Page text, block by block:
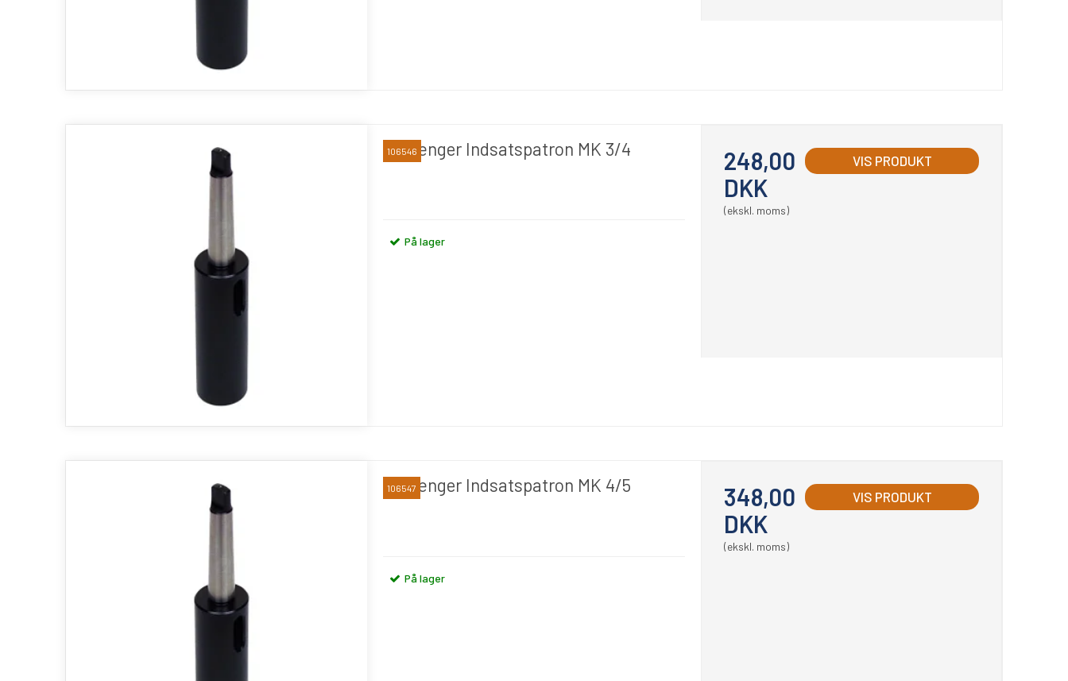
Forlænger Indsatspatron MK 3/4
106546
På lager
248,00
DKK
(ekskl. moms)
VIS PRODUKT
Forlænger Indsatspatron MK 4/5
106547
På lager
348,00
DKK
(ekskl. moms)
VIS PRODUKT